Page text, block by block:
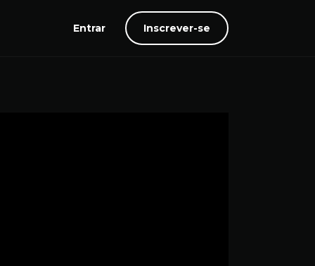
Entrar Inscrever-se